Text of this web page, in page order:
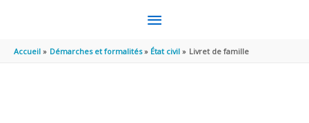
MENU
PRINCIPAL
Accueil Démarches et formalités État civil Livret de famille